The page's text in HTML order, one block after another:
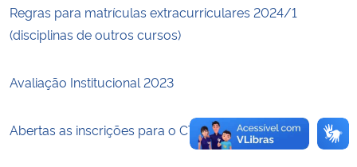
Secretaria de Governo
Advocacia-Geral da União
Banco Central do Brasil
Regras para matrículas extracurriculares 2024/1
(disciplinas de outros cursos)
Avaliação Institucional 2023
Abertas as inscrições para o CTec TALKS!